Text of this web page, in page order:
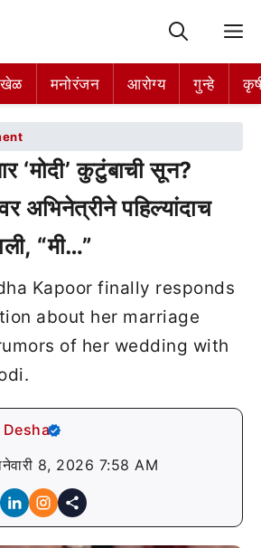
खेळ मनोरंजन आरोग्य गुन्हे
‘मोदी’ कुटुंबाची सून?
अभिनेत्रीने पहिल्यांदाच
“मी…”
Kapoor finally responds
about her marriage
of her wedding with
8, 2026 7:58 AM